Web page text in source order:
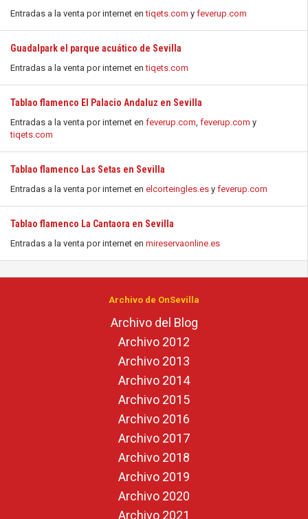
Entradas a la venta por internet entiqets.com y feverup.com
Guadalpark el parque acuático de Sevilla
Entradas a la venta por internet entiqets.com
Tablao flamenco El Palacio Andaluz en Sevilla
Entradas a la venta por internet en feverup.com, feverup.com y
tiqets.com
Tablao flamenco Las Setas en Sevilla
Entradas a la venta por internet en elcorteingles.es y feverup.com
Tablao flamenco La Cantaora en Sevilla
Entradas a la venta por internet en mireservaonline.es
Archivo de OnSevilla
Archivo del Blog
Archivo 2012
Archivo 2013
Archivo 2014
Archivo 2015
Archivo 2016
Archivo 2017
Archivo 2018
Archivo 2019
Archivo 2020
Archivo 2021